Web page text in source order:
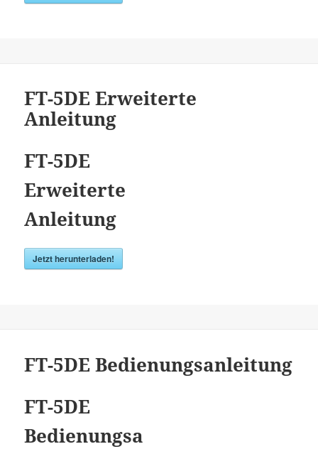
FT-5DE Erweiterte
Anleitung
FT-5DE
Erweiterte
Anleitung
Jetzt herunterladen!
FT-5DE Bedienungsanleitung
FT-5DE
Bedienungsa